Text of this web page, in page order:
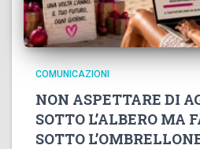
COMUNICAZIONI
NON ASPETTARE DI
SOTTO L’ALBERO MA
SOTTO